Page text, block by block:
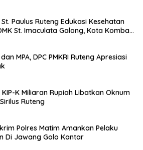
Paulus Ruteng Edukasi Kesehatan
St. Imaculata Galong, Kota Komba
MPA, DPC PMKRI Ruteng Apresiasi
K Miliaran Rupiah Libatkan Oknum
Ruteng
Polres Matim Amankan Pelaku
Di Jawang Golo Kantar